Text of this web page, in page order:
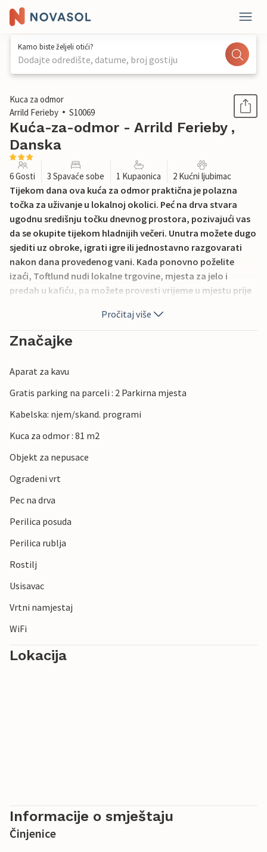
Kamo biste željeli otići?
Dodajte odredište, datume, broj gostiju
1 / 19
Kuca za odmor
Arrild Ferieby
S10069
Kuća-za-odmor - Arrild Ferieby ,
Danska
6 Gosti 3 Spavaće sobe 1 Kupaonica 2 Kućni ljubimac
Tijekom dana ova kuća za odmor praktična je polazna
točka za uživanje u lokalnoj okolici. Peć na drva stvara
ugodnu središnju točku dnevnog prostora, pozivajući vas
da se okupite tijekom hladnijih večeri. Unutra možete dugo
sjediti uz obroke, igrati igre ili jednostavno razgovarati
nakon dana provedenog vani. Kada ponovno poželite
izaći, Toftlund nudi lokalne trgovine, mjesta za jelo i
predah u kafiću, pa možete provesti vrijeme u mjestu prije
Možete također otkriti mirne krajolike južnog Jutlanda, sa
šumama, jezerima i slikovitim biciklističkim rutama
najstariji grad u Danskoj, odiše srednjovjekovnim šarmom i
vikinškom poviješću, dok Nacionalni park Vadehavet
bogati ptičji svijet i duge pješčane plaže.
Pročitaj više
Značajke
Aparat za kavu
Gratis parking na parceli : 2 Parkirna mjesta
Kabelska: njem/skand. programi
Kuca za odmor : 81 m2
Objekt za nepusace
Ogradeni vrt
Pec na drva
Perilica posuda
Perilica rublja
Rostilj
Usisavac
Vrtni namjestaj
WiFi
Lokacija
Informacije o smještaju
Činjenice